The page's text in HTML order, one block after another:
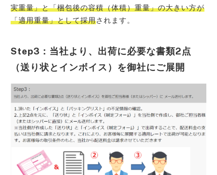
実重量」と「梱包後の容積（体積）重量」の大きい方が
「適用重量」として採用されます。
Step3：当社より、出荷に必要な書類2点
（送り状とインボイス）を御社にご展開